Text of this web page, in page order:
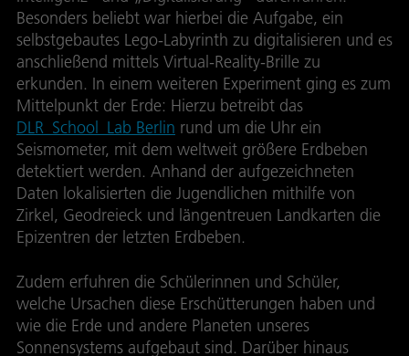
Besonders beliebt war hierbei die Aufgabe, ein
selbstgebautes Lego-Labyrinth zu digitalisieren und es
anschließend mittels Virtual-Reality-Brille zu
erkunden. In einem weiteren Experiment ging es zum
Mittelpunkt der Erde: Hierzu betreibt das
DLR_School_Lab Berlin rund um die Uhr ein
Seismometer, mit dem weltweit größere Erdbeben
detektiert werden. Anhand der aufgezeichneten
Daten lokalisierten die Jugendlichen mithilfe von
Zirkel, Geodreieck und längentreuen Landkarten die
Epizentren der letzten Erdbeben.
Zudem erfuhren die Schülerinnen und Schüler,
welche Ursachen diese Erschütterungen haben und
wie die Erde und andere Planeten unseres
Sonnensystems aufgebaut sind. Darüber hinaus